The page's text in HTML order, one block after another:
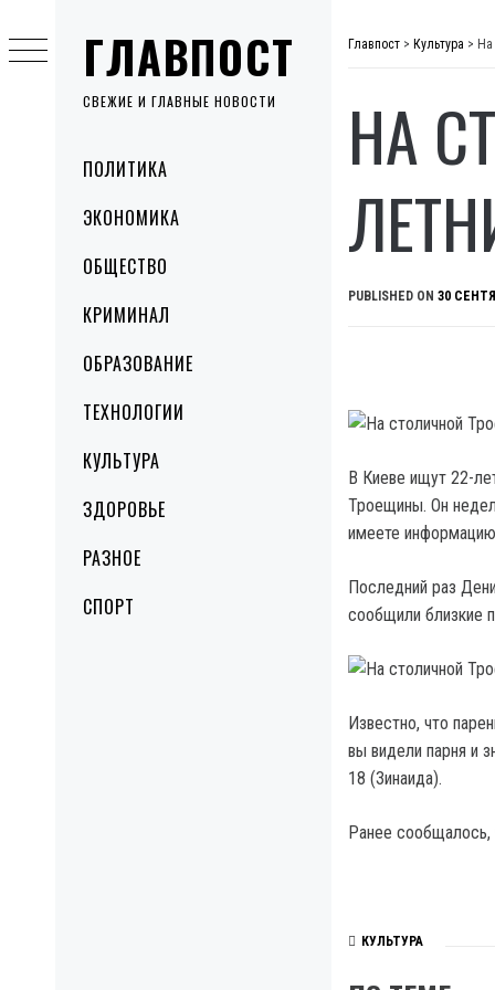
ГЛАВПОСТ
СВЕЖИЕ И ГЛАВНЫЕ НОВОСТИ
MenuПОЛИТИКА
ЭКОНОМИКА
ОБЩЕСТВО
КРИМИНАЛ
ОБРАЗОВАНИЕ
ТЕХНОЛОГИИ
КУЛЬТУРА
ЗДОРОВЬЕ
РАЗНОЕ
СПОРТ
to
content
Главпост > Культура >
НА
PUBLISHED ON 30
В Киеве ищут 22-
Троещины. Он
имеете
Последний раз
сообщили близкие
Известно, что
вы видели парня и
18 (Зинаида).
Ранее
КУЛЬТУРА